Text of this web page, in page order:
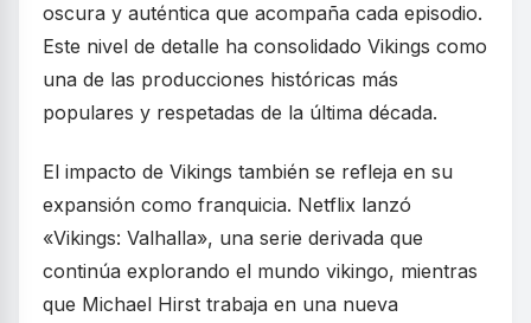
oscura y auténtica que acompaña cada episodio.
Este nivel de detalle ha consolidado Vikings como
una de las producciones históricas más
populares y respetadas de la última década.
El impacto de Vikings también se refleja en su
expansión como franquicia. Netflix lanzó
«Vikings: Valhalla», una serie derivada que
continúa explorando el mundo vikingo, mientras
que Michael Hirst trabaja en una nueva